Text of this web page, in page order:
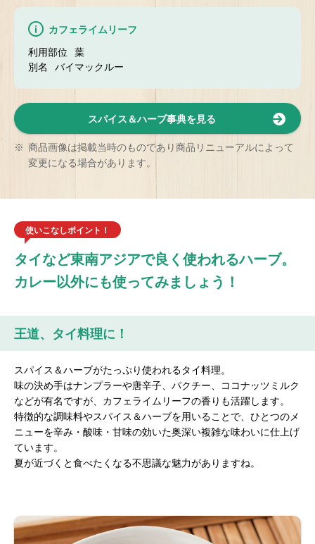
カフェライムリーフ
利用部位
葉
別名
バイマックルー
スパイス＆ハーブ事典を見る
※ 商品画像は掲載当時のものであり商品リニューアルによって
変更になる場合があります。
使いこなしポイント！
タイなど東南アジアで良く使われるハーブ。
カレー以外にも使ってみましょう！
王道、タイ料理に！
スパイス＆ハーブがたっぷり使われるタイ料理。
味の決め手はナンプラーや唐辛子、パクチー、ココナッツミルク
などが有名ですが、カフェライムリーフの香りも活躍します。
特徴的な調味料やスパイス＆ハーブを用いることで、ひとつのメ
ニューを辛み・酸味・甘味の効いた奥深い複雑な味わいに仕上げ
ています。
夏が近づくと食べたくなる不思議な魅力がありますね。